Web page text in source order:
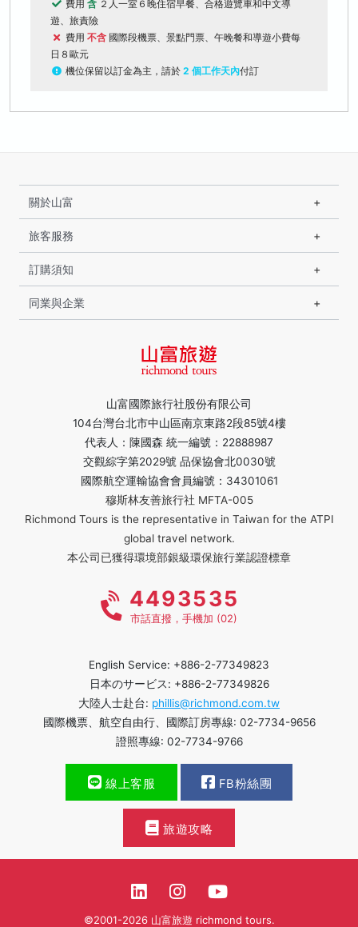
費用 含 ２人一室６晚住宿早餐、合格遊覽車和中文導
遊、旅責險
費用 不含 國際段機票、景點門票、午晚餐和導遊小費每
日８歐元
機位保留以訂金為主，請於 2 個工作天內付訂
山富國際旅行社股份有限公司
104台灣台北市中山區南京東路2段85號4樓
代表人：陳國森 統一編號：22888987
交觀綜字第2029號 品保協會北0030號
國際航空運輸協會會員編號：34301061
穆斯林友善旅行社 MFTA-005
Richmond Tours is the representative in Taiwan for the ATPI
global travel network.
本公司已獲得環境部銀級環保旅行業認證標章
關於山富
旅客服務
訂購須知
同業與企業
4493535
市話直撥，手機加 (02)
English Service: +886-2-77349823
日本のサービス: +886-2-77349826
大陸人士赴台: phillis@richmond.com.tw
國際機票、航空自由行、國際訂房專線: 02-7734-9656
證照專線: 02-7734-9766
線上客服 FB粉絲團
旅遊攻略
©2001-2026 山富旅遊 richmond tours.